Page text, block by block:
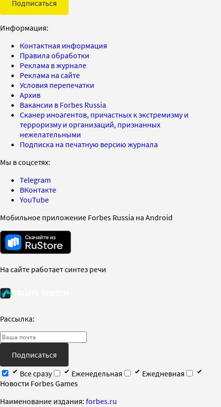
Подписаться
Информация:
Контактная информация
Правила обработки
Реклама в журнале
Реклама на сайте
Условия перепечатки
Архив
Вакансии в Forbes Russia
Сканер иноагентов, причастных к экстремизму и
терроризму и организаций, признанных
нежелательными
Подписка на печатную версию журнала
Мы в соцсетях:
Telegram
ВКонтакте
YouTube
Мобильное приложение Forbes Russia на Android
На сайте работает синтез речи
Рассылка:
Подписаться
Все сразу
Еженедельная
Ежедневная
Новости Forbes Games
Наименование издания: forbes.ru